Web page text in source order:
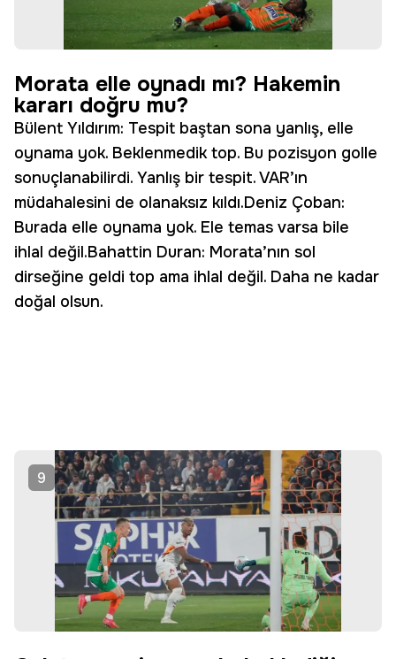
Morata elle oynadı mı? Hakemin
kararı doğru mu?
Bülent Yıldırım: Tespit baştan sona yanlış, elle
oynama yok. Beklenmedik top. Bu pozisyon golle
sonuçlanabilirdi. Yanlış bir tespit. VAR’ın
müdahalesini de olanaksız kıldı.Deniz Çoban:
Burada elle oynama yok. Ele temas varsa bile
ihlal değil.Bahattin Duran: Morata’nın sol
dirseğine geldi top ama ihlal değil. Daha ne kadar
doğal olsun.
9